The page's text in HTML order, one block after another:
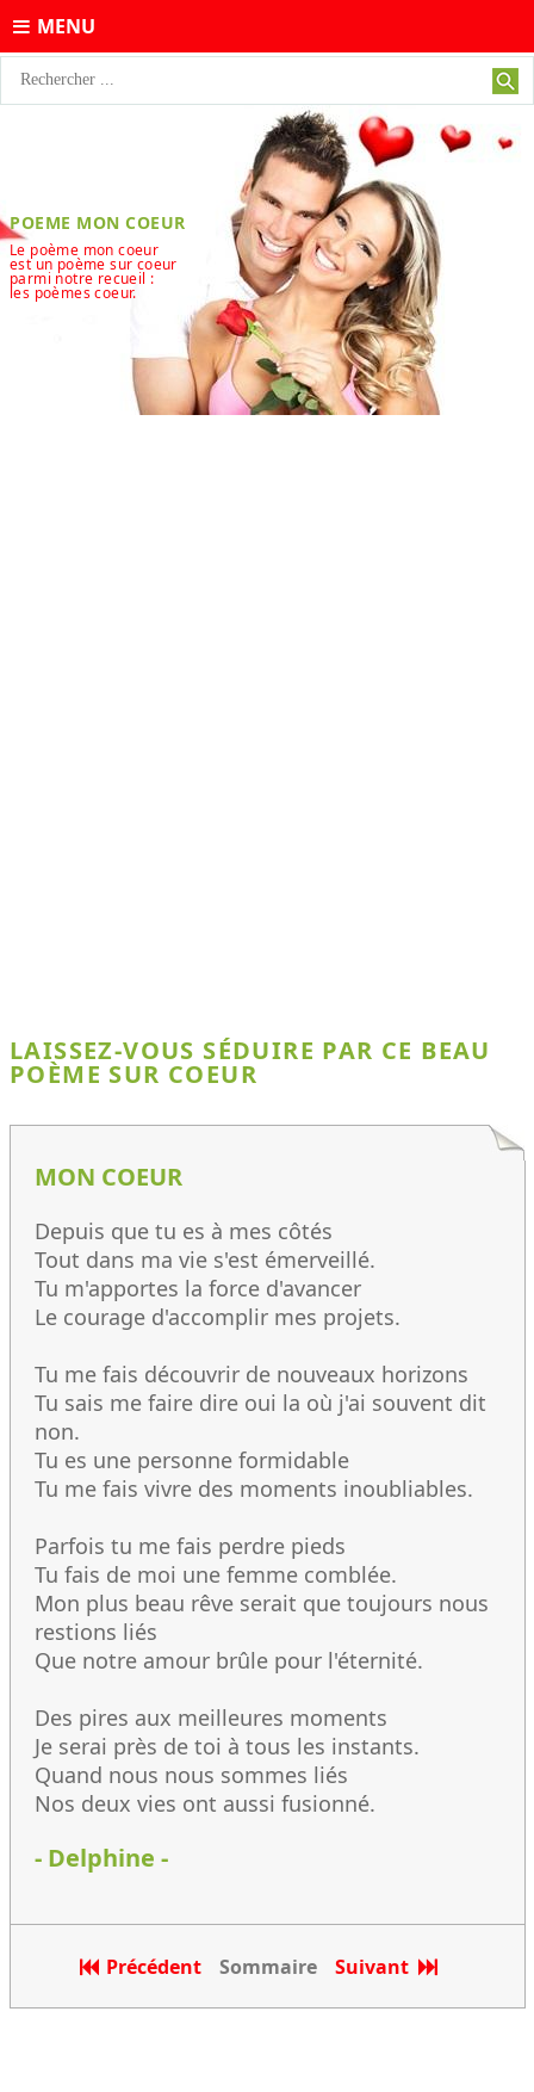
MENU
POEME MON COEUR
Le poème mon coeur
est un poème sur coeur
parmi notre recueil :
les poèmes coeur.
LAISSEZ-VOUS SÉDUIRE PAR CE BEAU
POÈME SUR COEUR
MON COEUR
Depuis que tu es à mes côtés
Tout dans ma vie s'est émerveillé.
Tu m'apportes la force d'avancer
Le courage d'accomplir mes projets.
Tu me fais découvrir de nouveaux horizons
Tu sais me faire dire oui la où j'ai souvent dit
non.
Tu es une personne formidable
Tu me fais vivre des moments inoubliables.
Parfois tu me fais perdre pieds
Tu fais de moi une femme comblée.
Mon plus beau rêve serait que toujours nous
restions liés
Que notre amour brûle pour l'éternité.
Des pires aux meilleures moments
Je serai près de toi à tous les instants.
Quand nous nous sommes liés
Nos deux vies ont aussi fusionné.
- Delphine -
Précédent Sommaire Suivant